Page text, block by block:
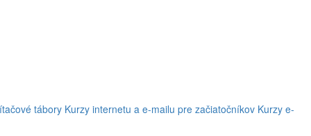
tábory Kurzy internetu a e-mailu pre začiatočníkov Kurzy e-